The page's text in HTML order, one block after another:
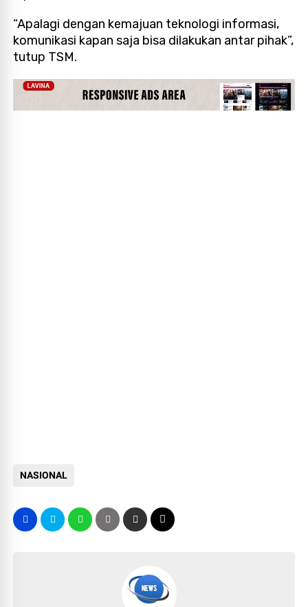
“Apalagi dengan kemajuan teknologi informasi,
komunikasi kapan saja bisa dilakukan antar pihak”,
tutup TSM.
NASIONAL